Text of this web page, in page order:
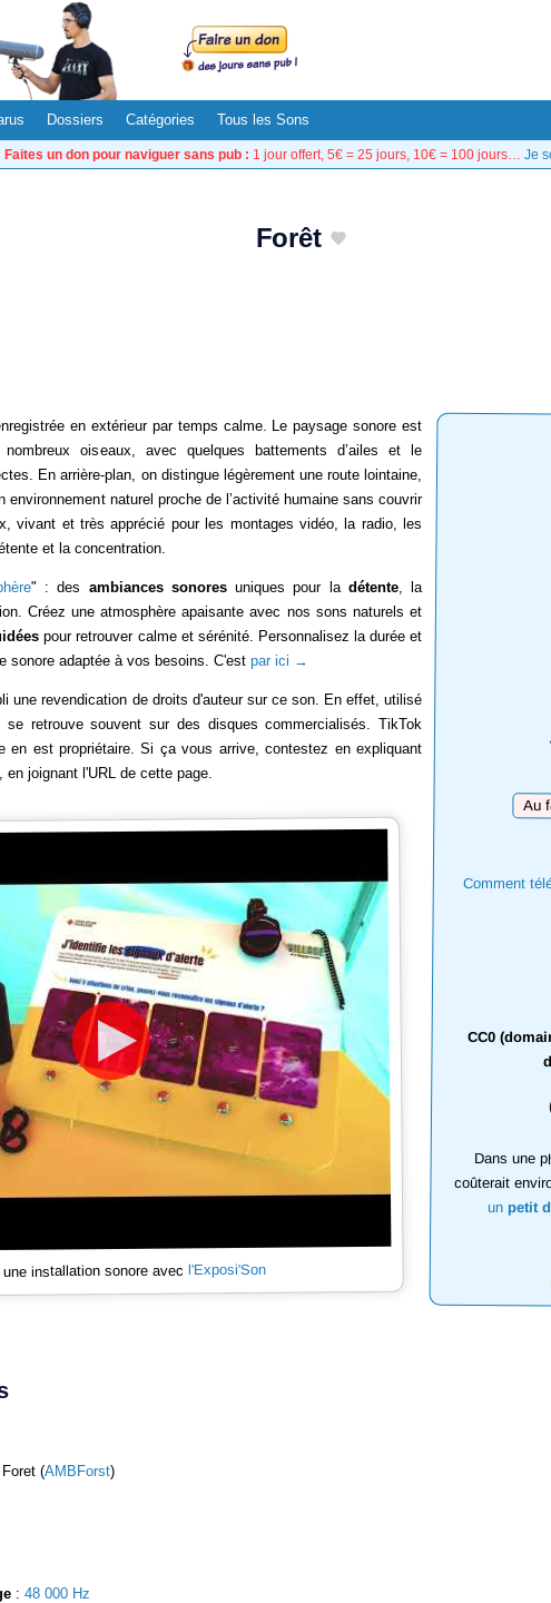
Dossiers Catégories Tous les Sons
Faites un don pour naviguer sans pub : 1 jour offert, 5€ = 25 jours, 10€ = 100 jours… Je
Forêt
Comment
CC0
Dans une
coûterait
un petit
en extérieur par temps calme. Le paysage sonore est
oiseaux, avec quelques battements d’ailes et le
En arrière-plan, on distingue légèrement une route lointaine,
environnement naturel proche de l’activité humaine sans couvrir
vivant et très apprécié pour les montages vidéo, la radio, les
et la concentration.
" : des ambiances sonoresuniques pour la détente, la
Créez une atmosphère apaisante avec nos sons naturels et
pour retrouver calme et sérénité. Personnalisez la durée et
sonore adaptée à vos besoins. C'est par ici →
une revendication de droits d'auteur sur ce son. En effet, utilisé
retrouve souvent sur des disques commercialisés. TikTok
en est propriétaire. Si ça vous arrive, contestez en expliquant
joignant l'URL de cette page.
installation sonore avec l'Exposi'Son
(AMBForst)
: 48 000 Hz